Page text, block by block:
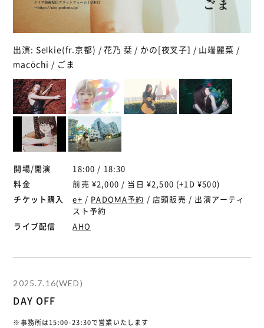
出演: Selkie(fr.京都) / 花乃 栞 / かの[夜叉子] / 山端麗菜 /
macöchi / ごま
開場/開演
18:00 / 18:30
料金
前売 ¥2,000 / 当日 ¥2,500 (+1D ¥500)
チケット購入
e+ / PADOMA予約 / 店頭販売 / 出演アーティ
スト予約
ライブ配信
AHO
2025.7.16(WED)
DAY OFF
※事務所は15:00-23:30で営業いたします